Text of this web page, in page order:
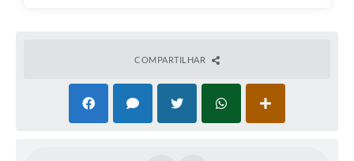
COMPARTILHAR